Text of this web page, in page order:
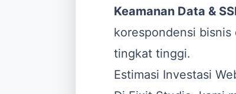
Keamanan Data &
korespondensi
tingkat tinggi.
Estimasi Investasi